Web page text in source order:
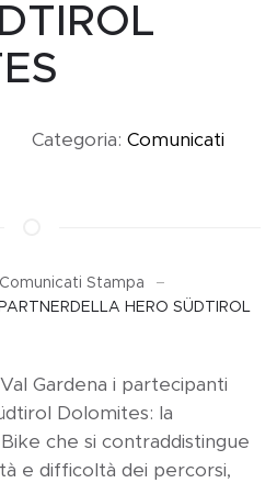
Categoria: Comunicati
Comunicati Stampa
HERO SÜDTIROL
Gardena i partecipanti
Dolomites: la
che si contraddistingue
e difficoltà dei percorsi,